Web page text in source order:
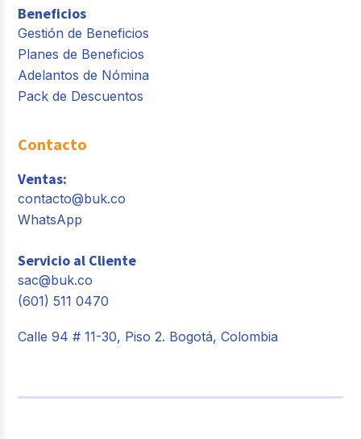
Beneficios
Gestión de Beneficios
Planes de Beneficios
Adelantos de Nómina
Pack de Descuentos
Contacto
Ventas:
contacto@buk.co
WhatsApp
Servicio al Cliente
sac@buk.co
(601) 511 0470
Calle 94 # 11-30, Piso 2. Bogotá, Colombia